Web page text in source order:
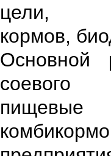
цели,
кормов,
Основной